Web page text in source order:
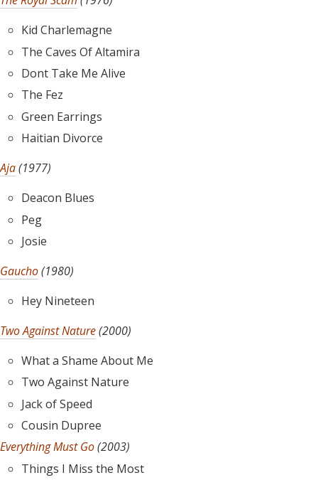
Kid Charlemagne
The Caves Of Altamira
Dont Take Me Alive
The Fez
Green Earrings
Haitian Divorce
Aja(1977)
Deacon Blues
Peg
Josie
Gaucho(1980)
Hey Nineteen
Two Against Nature(2000)
What a Shame About Me
Two Against Nature
Jack of Speed
Cousin Dupree
Everything Must Go(2003)
Things I Miss the Most